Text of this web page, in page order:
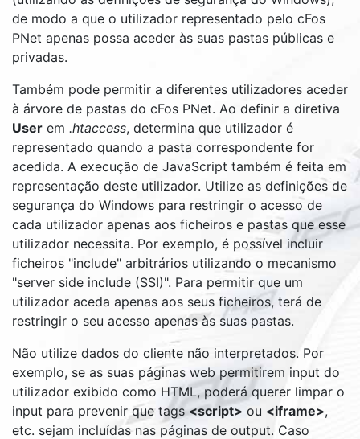
de modo a que o utilizador representado pelo cFos
PNet apenas possa aceder às suas pastas públicas e
privadas.
Também pode permitir a diferentes utilizadores aceder
à árvore de pastas do cFos PNet. Ao definir a diretiva
User em .htaccess, determina que utilizador é
representado quando a pasta correspondente for
acedida. A execução de JavaScript também é feita em
representação deste utilizador. Utilize as definições de
segurança do Windows para restringir o acesso de
cada utilizador apenas aos ficheiros e pastas que esse
utilizador necessita. Por exemplo, é possível incluir
ficheiros "include" arbitrários utilizando o mecanismo
"server side include (SSI)". Para permitir que um
utilizador aceda apenas aos seus ficheiros, terá de
restringir o seu acesso apenas às suas pastas.
Não utilize dados do cliente não interpretados. Por
exemplo, se as suas páginas web permitirem input do
utilizador exibido como HTML, poderá querer limpar o
input para prevenir que tags <script> ou <iframe>,
etc. sejam incluídas nas páginas de output. Caso